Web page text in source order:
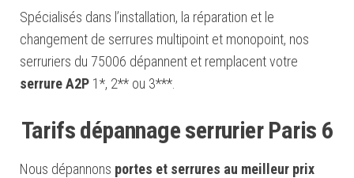
Spécialisés dans l’installation, la réparation et le
changement de serrures multipoint et monopoint, nos
serruriers du 75006 dépannent et remplacent votre
serrure A2P 1*, 2** ou 3***.
Tarifs dépannage serrurier Paris 6
Nous dépannons portes et serrures au meilleur prix